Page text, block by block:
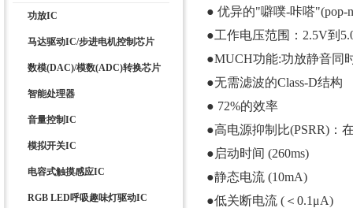
功放IC
马达驱动IC/步进电机控制芯片
数模(DAC)/模数(ADC)转换芯片
智能处理器
音量控制IC
模拟开关IC
电容式触摸感应IC
RGB LED呼吸趣味灯驱动IC
● 优异的"噼噗-咔嗒"(pop-
●工作电压范围：2.5V到
●MUCH功能:功放静音同
●无需滤波的Class-D结构
● 72%的效率
●高电源抑制比(PSRR)：
●启动时间 (260ms)
●静态电流 (10mA)
●低关断电流 (＜0.1μA)